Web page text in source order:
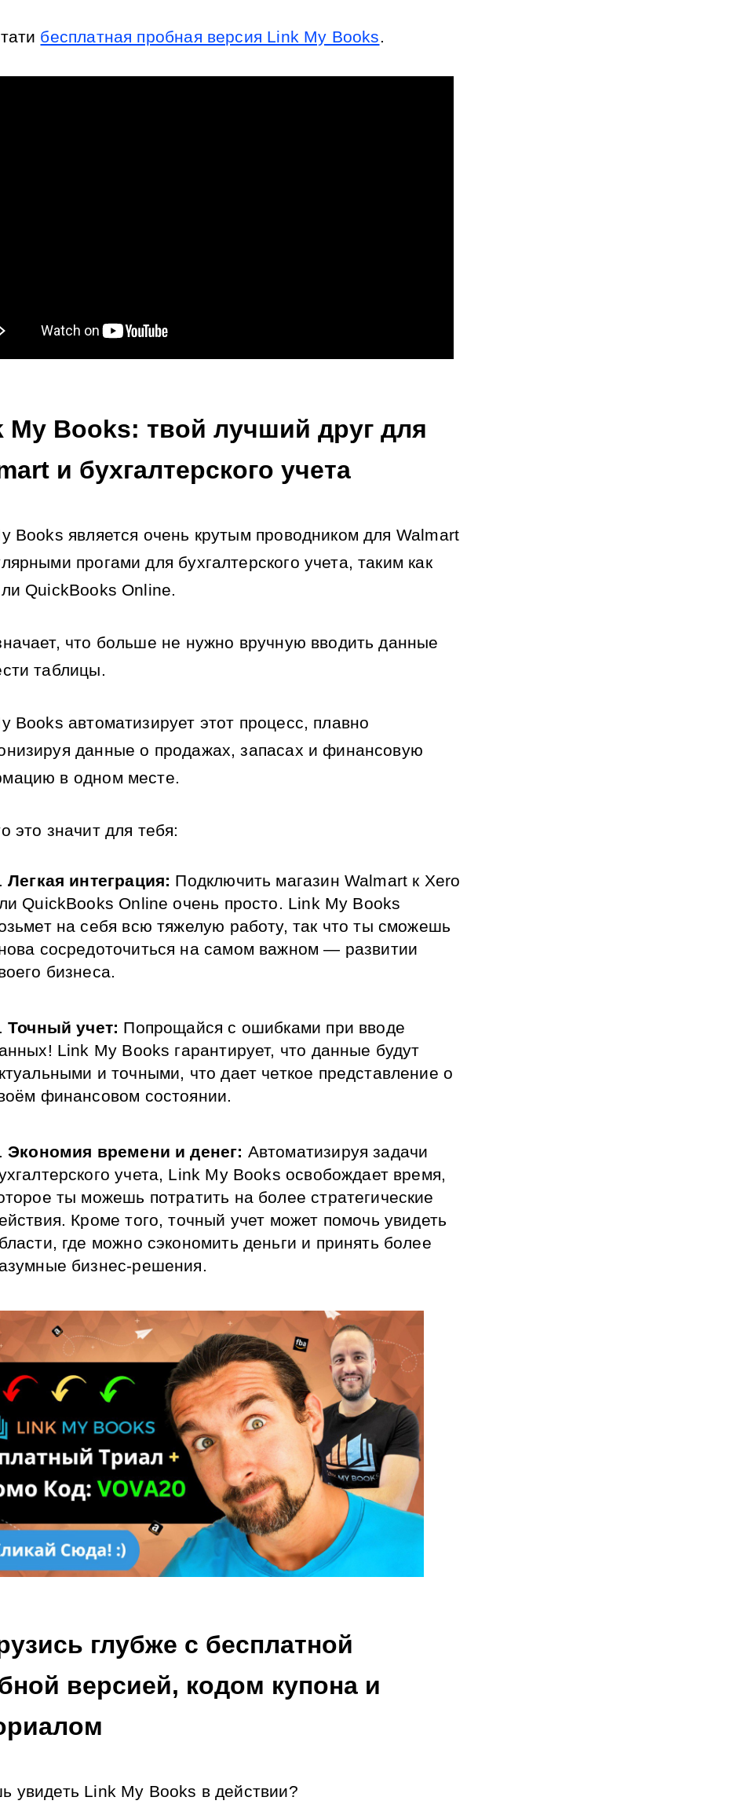
бесплатная пробная версия Link My Books.
My Books: твой лучший друг для
и бухгалтерского учета
Books является очень крутым проводником для Walmart
прогами для бухгалтерского учета, таким как
QuickBooks Online.
что больше не нужно вручную вводить данные
таблицы.
Books автоматизирует этот процесс, плавно
данные о продажах, запасах и финансовую
в одном месте.
это значит для тебя:
Легкая интеграция: Подключить магазин Walmart к Xero
QuickBooks Online очень просто. Link My Books
на себя всю тяжелую работу, так что ты сможешь
сосредоточиться на самом важном — развитии
бизнеса.
Точный учет: Попрощайся с ошибками при вводе
Link My Books гарантирует, что данные будут
и точными, что дает четкое представление о
финансовом состоянии.
Экономия времени и денег: Автоматизируя задачи
учета, Link My Books освобождает время,
ты можешь потратить на более стратегические
Кроме того, точный учет может помочь увидеть
где можно сэкономить деньги и принять более
бизнес-решения.
глубже с бесплатной
версией, кодом купона и
увидеть Link My Books в действии?